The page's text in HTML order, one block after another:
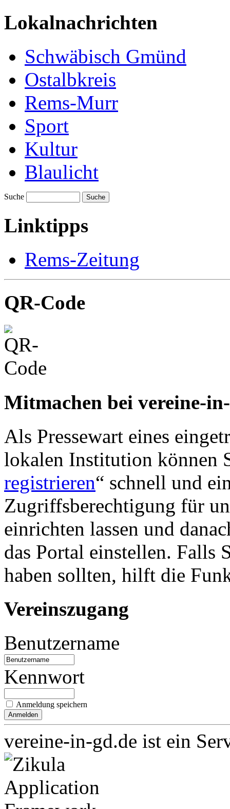
Lokalnachrichten
Schwäbisch Gmünd
Ostalbkreis
Rems-Murr
Sport
Kultur
Blaulicht
Suche Suche
Linktipps
Rems-Zeitung
QR-Code
Mitmachen bei vereine-
Als Pressewart eines
lokalen Institution können
registrieren“ schnell und
Zugriffsberechtigung für
einrichten lassen und
das Portal einstellen. Falls
haben sollten, hilft die
Vereinszugang
Benutzername
Kennwort
Anmeldung speichern
vereine-in-gd.de ist ein